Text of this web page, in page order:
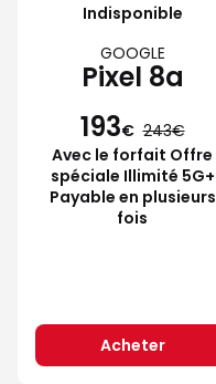
Indisponible
GOOGLE
Pixel 8a
193€ 243
Avec le forfait Offre
spéciale Illimité 5G+
Payable en plusieurs
fois
Acheter